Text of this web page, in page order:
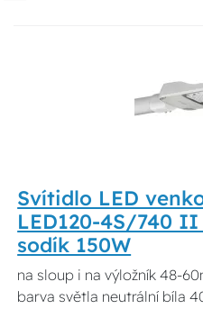
Svítidlo LED
LED120-4S/740 II
sodík 150W
na sloup i na výložník 48-
barva světla neutrální bíla